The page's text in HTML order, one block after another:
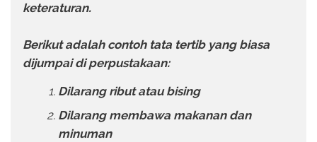
keteraturan.
Berikut adalah contoh tata tertib yang biasa
dijumpai di perpustakaan:
Dilarang ribut atau bising
Dilarang membawa makanan dan
minuman